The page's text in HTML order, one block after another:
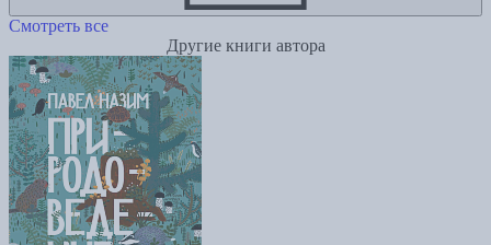
Смотреть все
Другие книги автора